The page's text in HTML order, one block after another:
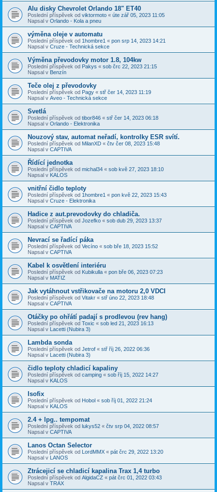
Alu disky Chevrolet Orlando 18" ET40
Poslední příspěvek od viktormoto « úte zář 05, 2023 11:05
Napsal v Orlando - Kola a pneu
výměna oleje v automatu
Poslední příspěvek od 1hombre1 « pon srp 14, 2023 14:21
Napsal v Cruze - Technická sekce
Výměna převodovky motor 1.8, 104kw
Poslední příspěvek od Pakys « sob črc 22, 2023 21:15
Napsal v Benzín
Teče olej z převodovky
Poslední příspěvek od Pagy « stř čer 14, 2023 11:19
Napsal v Aveo - Technická sekce
Svetlá
Poslední příspěvek od tibor846 « stř čer 14, 2023 06:18
Napsal v Orlando - Elektronika
Nouzový stav, automat neřadí, kontrolky ESR svítí.
Poslední příspěvek od MilanXD « čtv čer 08, 2023 15:48
Napsal v CAPTIVA
Řídící jednotka
Poslední příspěvek od michal34 « sob kvě 27, 2023 18:10
Napsal v KALOS
vnitřní čidlo teploty
Poslední příspěvek od 1hombre1 « pon kvě 22, 2023 15:43
Napsal v Cruze - Elektronika
Hadice z aut.prevodovky do chladiča.
Poslední příspěvek od Jozefko « sob dub 29, 2023 13:37
Napsal v CAPTIVA
Nevrací se řadící páka
Poslední příspěvek od Vecíno « sob bře 18, 2023 15:52
Napsal v CAPTIVA
Kabel k osvětlení interiéru
Poslední příspěvek od Kubikulla « pon bře 06, 2023 07:23
Napsal v MATIZ
Jak vytáhnout vstřikovače na motoru 2,0 VDCI
Poslední příspěvek od Vitakr « stř úno 22, 2023 18:48
Napsal v CAPTIVA
Otáčky po ohřátí padají s prodlevou (rev hang)
Poslední příspěvek od Toxic « sob led 21, 2023 16:13
Napsal v Lacetti (Nubira 3)
Lambda sonda
Poslední příspěvek od Jetrof « stř říj 26, 2022 06:36
Napsal v Lacetti (Nubira 3)
čidlo teploty chladicí kapaliny
Poslední příspěvek od camping « sob říj 15, 2022 14:27
Napsal v KALOS
Isofix
Poslední příspěvek od Hobol « sob říj 01, 2022 21:24
Napsal v KALOS
2.4 + lpg.. tempomat
Poslední příspěvek od lukys52 « čtv srp 04, 2022 08:57
Napsal v CAPTIVA
Lanos Octan Selector
Poslední příspěvek od LordMMX « pát črc 29, 2022 13:20
Napsal v LANOS
Ztrácejicí se chladicí kapalina Trax 1,4 turbo
Poslední příspěvek od AlgidaCZ « pát črc 01, 2022 03:43
Napsal v TRAX